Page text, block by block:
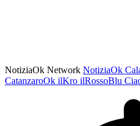
NotiziaOk Network NotiziaOk
CatanzaroOk ilKro ilRossoBlu